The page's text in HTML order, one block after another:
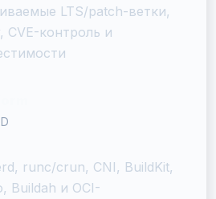
LTS/patch-ветки,
CVE-контроль и
runc/crun, CNI, BuildKit,
Buildah и OCI-